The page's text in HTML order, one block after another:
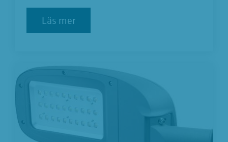
Läs mer
Läs mer